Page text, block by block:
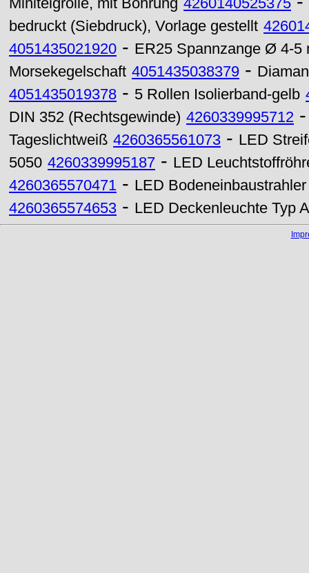
Miniteigrolle, mit Bohrung 4260140525375
bedruckt (Siebdruck), Vorlage gestellt
4051435021920 - ER25 Spannzange Ø 4-5
Morsekegelschaft 4051435038379 -
4051435019378 - 5 Rollen Isolierband-gelb
DIN 352 (Rechtsgewinde) 4260339995712
Tageslichtweiß 4260365561073 - LED
5050 4260339995187 - LED
4260365570471 - LED
4260365574653 - LED Deckenleuchte Typ